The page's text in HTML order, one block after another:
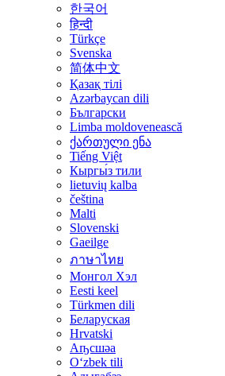
한국어
हिन्दी
Türkçe
Svenska
简体中文
Қазақ тілі
Azərbaycan dili
Български
Limba moldovenească
ქართული ენა
Tiếng Việt
Кыргы́з тили
lietuvių kalba
čeština
Malti
Slovenski
Gaeilge
ภาษาไทย
Монгол Хэл
Eesti keel
Türkmen dili
Беларуская
Hrvatski
Аҧсшәа
Oʻzbek tili